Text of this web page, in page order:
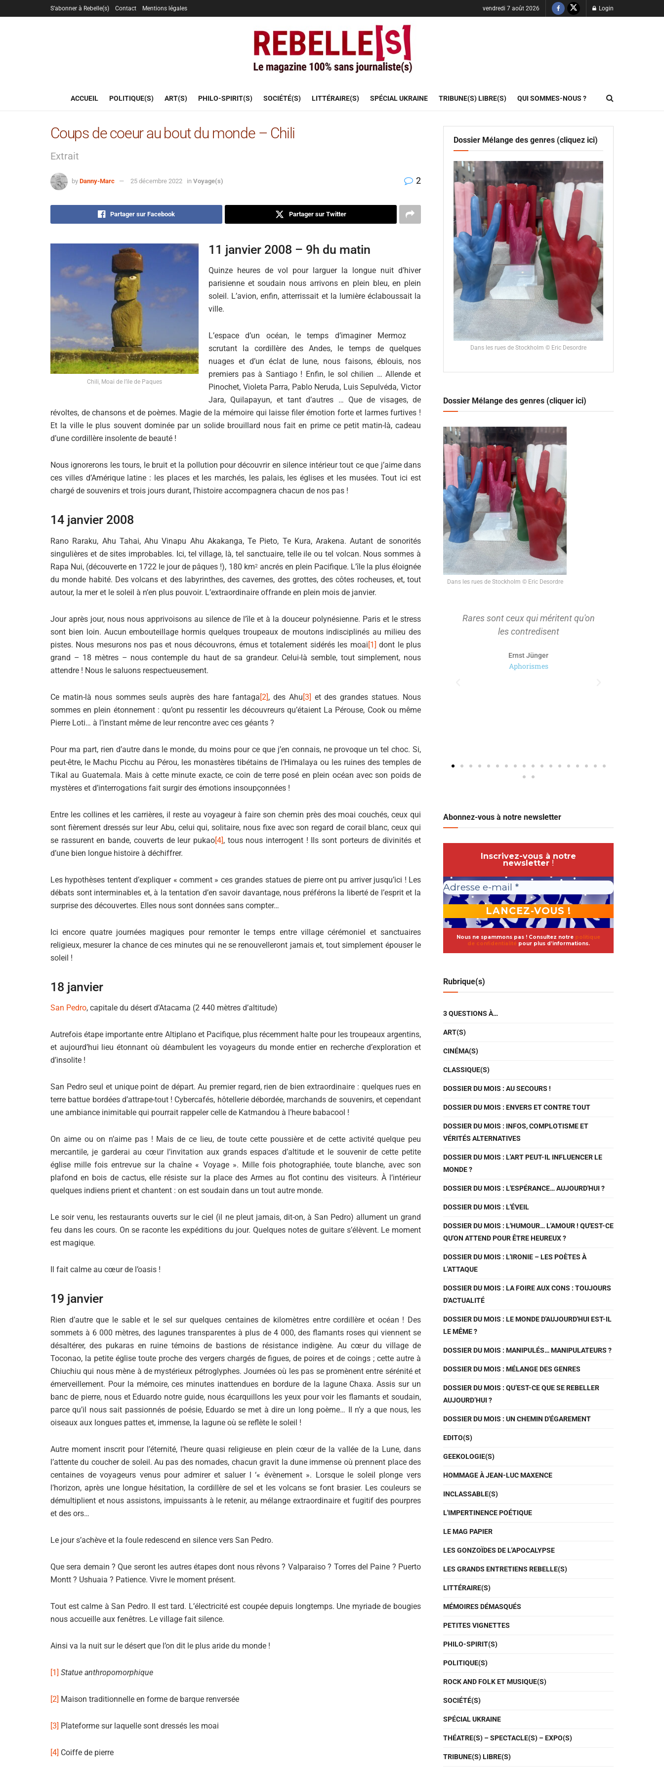
S’abonner à Rebelle(s) Contact Mentions légales vendredi 7 août 2026 Login
ACCUEIL POLITIQUE(S) ART(S) PHILO-SPIRIT(S) SOCIÉTÉ(S) LITTÉRAIRE(S) SPÉCIAL UKRAINE TRIBUNE(S) LIBRE(S) QUI SOMMES-NOUS ?
Coups de coeur au bout du monde – Chili
Extrait
by Danny-Marc 25 décembre 2022 in Voyage(s) 2
Partager sur Facebook Partager sur Twitter
Chili, Moai de l’ile de Paques
11 janvier 2008 – 9h du matin
Quinze heures de vol pour larguer la longue nuit d’hiver
parisienne et soudain nous arrivons en plein bleu, en plein
soleil. L’avion, enfin, atterrissait et la lumière éclaboussait la
ville.
L’espace d’un océan, le temps d’imaginer Mermoz
scrutant la cordillère des Andes, le temps de quelques
nuages et d’un éclat de lune, nous faisons, éblouis, nos
premiers pas à Santiago ! Enfin, le sol chilien … Allende et
Pinochet, Violeta Parra, Pablo Neruda, Luis Sepulvéda, Victor
Jara, Quilapayun, et tant d’autres … Que de visages, de
révoltes, de chansons et de poèmes. Magie de la mémoire qui laisse filer émotion forte et larmes furtives !
Et la ville le plus souvent dominée par un solide brouillard nous fait en prime ce petit matin-là, cadeau
d’une cordillère insolente de beauté !
Nous ignorerons les tours, le bruit et la pollution pour découvrir en silence intérieur tout ce que j’aime dans
ces villes d’Amérique latine : les places et les marchés, les palais, les églises et les musées. Tout ici est
chargé de souvenirs et trois jours durant, l’histoire accompagnera chacun de nos pas !
14 janvier 2008
Rano Raraku, Ahu Tahai, Ahu Vinapu Ahu Akakanga, Te Pieto, Te Kura, Arakena. Autant de sonorités
singulières et de sites improbables. Ici, tel village, là, tel sanctuaire, telle ile ou tel volcan. Nous sommes à
Rapa Nui, (découverte en 1722 le jour de pâques !), 180 km2ancrés en plein Pacifique. L’île la plus éloignée
du monde habité. Des volcans et des labyrinthes, des cavernes, des grottes, des côtes rocheuses, et, tout
autour, la mer et le soleil à n’en plus pouvoir. L’extraordinaire offrande en plein mois de janvier.
Jour après jour, nous nous apprivoisons au silence de l’île et à la douceur polynésienne. Paris et le stress
sont bien loin. Aucun embouteillage hormis quelques troupeaux de moutons indisciplinés au milieu des
pistes. Nous mesurons nos pas et nous découvrons, émus et totalement sidérés les moai[1] dont le plus
grand – 18 mètres – nous contemple du haut de sa grandeur. Celui-là semble, tout simplement, nous
attendre ! Nous le saluons respectueusement.
Ce matin-là nous sommes seuls auprès des hare fantaga[2], des Ahu[3] et des grandes statues. Nous
sommes en plein étonnement : qu’ont pu ressentir les découvreurs qu’étaient La Pérouse, Cook ou même
Pierre Loti… à l’instant même de leur rencontre avec ces géants ?
Pour ma part, rien d’autre dans le monde, du moins pour ce que j’en connais, ne provoque un tel choc. Si,
peut-être, le Machu Picchu au Pérou, les monastères tibétains de l’Himalaya ou les ruines des temples de
Tikal au Guatemala. Mais à cette minute exacte, ce coin de terre posé en plein océan avec son poids de
mystères et d’interrogations fait surgir des émotions insoupçonnées !
Entre les collines et les carrières, il reste au voyageur à faire son chemin près des moai couchés, ceux qui
sont fièrement dressés sur leur Abu, celui qui, solitaire, nous fixe avec son regard de corail blanc, ceux qui
se rassurent en bande, couverts de leur pukao[4], tous nous interrogent ! Ils sont porteurs de divinités et
d’une bien longue histoire à déchiffrer.
Les hypothèses tentent d’expliquer « comment » ces grandes statues de pierre ont pu arriver jusqu’ici ! Les
débats sont interminables et, à la tentation d’en savoir davantage, nous préférons la liberté de l’esprit et la
surprise des découvertes. Elles nous sont données sans compter…
Ici encore quatre journées magiques pour remonter le temps entre village cérémoniel et sanctuaires
religieux, mesurer la chance de ces minutes qui ne se renouvelleront jamais et, tout simplement épouser le
soleil !
18 janvier
San Pedro, capitale du désert d’Atacama (2 440 mètres d’altitude)
Autrefois étape importante entre Altiplano et Pacifique, plus récemment halte pour les troupeaux argentins,
et aujourd’hui lieu étonnant où déambulent les voyageurs du monde entier en recherche d’exploration et
d’insolite !
San Pedro seul et unique point de départ. Au premier regard, rien de bien extraordinaire : quelques rues en
terre battue bordées d’attrape-tout ! Cybercafés, hôtellerie débordée, marchands de souvenirs, et cependant
une ambiance inimitable qui pourrait rappeler celle de Katmandou à l’heure babacool !
On aime ou on n’aime pas ! Mais de ce lieu, de toute cette poussière et de cette activité quelque peu
mercantile, je garderai au cœur l’invitation aux grands espaces d’altitude et le souvenir de cette petite
église mille fois entrevue sur la chaîne « Voyage ». Mille fois photographiée, toute blanche, avec son
plafond en bois de cactus, elle résiste sur la place des Armes au flot continu des visiteurs. À l’intérieur
quelques indiens prient et chantent : on est soudain dans un tout autre monde.
Le soir venu, les restaurants ouverts sur le ciel (il ne pleut jamais, dit-on, à San Pedro) allument un grand
feu dans les cours. On se raconte les expéditions du jour. Quelques notes de guitare s’élèvent. Le moment
est magique.
Il fait calme au cœur de l’oasis !
19 janvier
Rien d’autre que le sable et le sel sur quelques centaines de kilomètres entre cordillère et océan ! Des
sommets à 6 000 mètres, des lagunes transparentes à plus de 4 000, des flamants roses qui viennent se
désaltérer, des pukaras en ruine témoins de bastions de résistance indigène. Au cœur du village de
Toconao, la petite église toute proche des vergers chargés de figues, de poires et de coings ; cette autre à
Chiuchiu qui nous mène à de mystérieux pétroglyphes. Journées où les pas se promènent entre sérénité et
émerveillement. Pour la mémoire, ces minutes inattendues en bordure de la lagune Chaxa. Assis sur un
banc de pierre, nous et Eduardo notre guide, nous écarquillons les yeux pour voir les flamants et soudain,
parce qu’il nous sait passionnés de poésie, Eduardo se met à dire un long poème… Il n’y a que nous, les
oiseaux aux longues pattes et, immense, la lagune où se reflète le soleil !
Autre moment inscrit pour l’éternité, l’heure quasi religieuse en plein cœur de la vallée de la Lune, dans
l’attente du coucher de soleil. Au pas des nomades, chacun gravit la dune immense où prennent place des
centaines de voyageurs venus pour admirer et saluer l ‘« évènement ». Lorsque le soleil plonge vers
l’horizon, après une longue hésitation, la cordillère de sel et les volcans se font brasier. Les couleurs se
démultiplient et nous assistons, impuissants à le retenir, au mélange extraordinaire et fugitif des pourpres
et des ors…
Le jour s’achève et la foule redescend en silence vers San Pedro.
Que sera demain ? Que seront les autres étapes dont nous rêvons ? Valparaiso ? Torres del Paine ? Puerto
Montt ? Ushuaia ? Patience. Vivre le moment présent.
Tout est calme à San Pedro. Il est tard. L’électricité est coupée depuis longtemps. Une myriade de bougies
nous accueille aux fenêtres. Le village fait silence.
Ainsi va la nuit sur le désert que l’on dit le plus aride du monde !
[1] Statue anthropomorphique
[2] Maison traditionnelle en forme de barque renversée
[3] Plateforme sur laquelle sont dressés les moai
[4] Coiffe de pierre
Dossier Mélange des genres (cliquez ici)
Dans les rues de Stockholm © Eric Desordre
Dossier Mélange des genres (cliquer ici)
Dans les rues de Stockholm © Eric Desordre
Si tu veux arrêter de faire ce que tu
fais, arrête d'être ce que tu n'es
pas.
Rares sont ceux qui méritent qu'on
les contredisent
Ernst Jünger
Aphorismes
Abonnez-vous à notre newsletter
Inscrivez-vous à notre
newsletter !
Nous ne spammons pas ! Consultez notre politique
de confidentialité pour plus d’informations.
Rubrique(s)
3 QUESTIONS À…
ART(S)
CINÉMA(S)
CLASSIQUE(S)
DOSSIER DU MOIS : AU SECOURS !
DOSSIER DU MOIS : ENVERS ET CONTRE TOUT
DOSSIER DU MOIS : INFOS, COMPLOTISME ET
VÉRITÉS ALTERNATIVES
DOSSIER DU MOIS : L'ART PEUT-IL INFLUENCER LE
MONDE ?
DOSSIER DU MOIS : L'ESPÉRANCE… AUJOURD'HUI ?
DOSSIER DU MOIS : L'ÉVEIL
DOSSIER DU MOIS : L'HUMOUR… L'AMOUR ! QU'EST-CE
QU'ON ATTEND POUR ÊTRE HEUREUX ?
DOSSIER DU MOIS : L'IRONIE – LES POÈTES À
L'ATTAQUE
DOSSIER DU MOIS : LA FOIRE AUX CONS : TOUJOURS
D'ACTUALITÉ
DOSSIER DU MOIS : LE MONDE D'AUJOURD'HUI EST-IL
LE MÊME ?
DOSSIER DU MOIS : MANIPULÉS… MANIPULATEURS ?
DOSSIER DU MOIS : MÉLANGE DES GENRES
DOSSIER DU MOIS : QU’EST-CE QUE SE REBELLER
AUJOURD’HUI ?
DOSSIER DU MOIS : UN CHEMIN D'ÉGAREMENT
EDITO(S)
GEEKOLOGIE(S)
HOMMAGE À JEAN-LUC MAXENCE
INCLASSABLE(S)
L'IMPERTINENCE POÉTIQUE
LE MAG PAPIER
LES GONZOÏDES DE L'APOCALYPSE
LES GRANDS ENTRETIENS REBELLE(S)
LITTÉRAIRE(S)
MÉMOIRES DÉMASQUÉS
PETITES VIGNETTES
PHILO-SPIRIT(S)
POLITIQUE(S)
ROCK AND FOLK ET MUSIQUE(S)
SOCIÉTÉ(S)
SPÉCIAL UKRAINE
THÉATRE(S) – SPECTACLE(S) – EXPO(S)
TRIBUNE(S) LIBRE(S)